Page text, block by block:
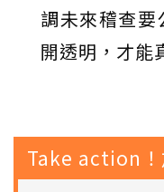
調未來稽查
開透明，才能
Take action！